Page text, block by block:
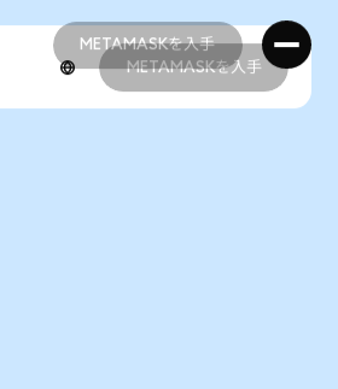
METAMASKを入手
METAMASKを入手
METAMASKを入手